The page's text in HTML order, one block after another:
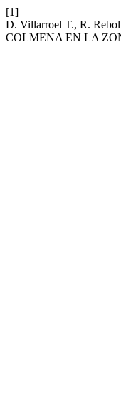
[1]
D. Villarroel T., R.
COLMENA EN LA